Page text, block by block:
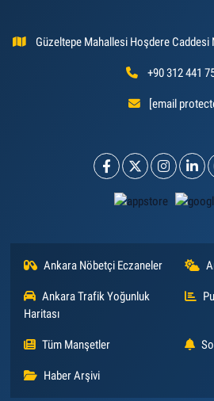
Güzeltepe Mahallesi Hoşdere
+90 312 441
[email
Ankara Nöbetçi Eczaneler
Ankara Trafik Yoğunluk
Haritası
Tüm Manşetler
Haber Arşivi